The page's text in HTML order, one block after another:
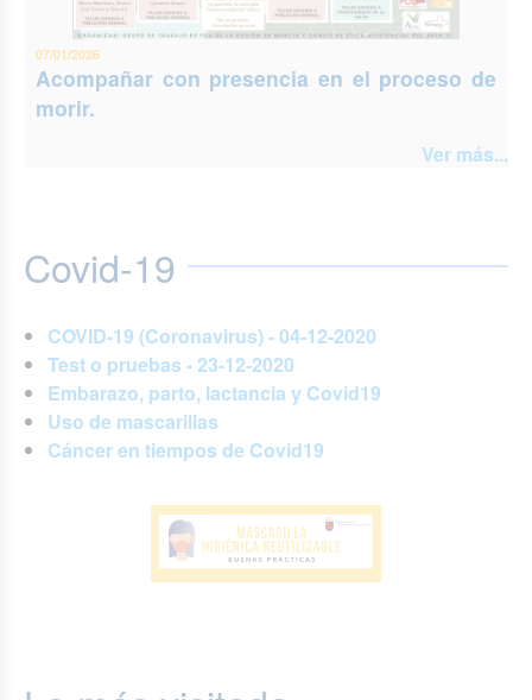
07/01/2026
Acompañar con presencia en el proceso de
morir.
Ver más...
Covid-19
COVID-19 (Coronavirus) - 04-12-2020
Test o pruebas - 23-12-2020
Embarazo, parto, lactancia y Covid19
Uso de mascarillas
Cáncer en tiempos de Covid19